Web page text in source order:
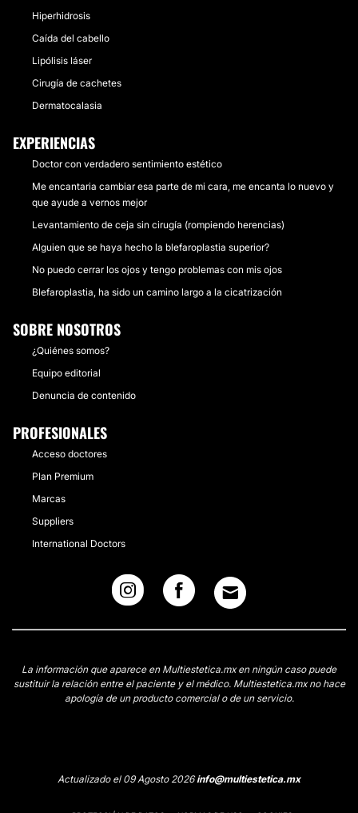
Hiperhidrosis
Caída del cabello
Lipólisis láser
Cirugía de cachetes
Dermatocalasia
EXPERIENCIAS
Doctor con verdadero sentimiento estético
Me encantaria cambiar esa parte de mi cara, me encanta lo nuevo y
que ayude a vernos mejor
Levantamiento de ceja sin cirugía (rompiendo herencias)
Alguien que se haya hecho la blefaroplastia superior?
No puedo cerrar los ojos y tengo problemas con mis ojos
Blefaroplastia, ha sido un camino largo a la cicatrización
SOBRE NOSOTROS
¿Quiénes somos?
Equipo editorial
Denuncia de contenido
PROFESIONALES
Acceso doctores
Plan Premium
Marcas
Suppliers
International Doctors
La información que aparece en Multiestetica.mx en ningún caso puede
sustituir la relación entre el paciente y el médico. Multiestetica.mx no hace
apología de un producto comercial o de un servicio.
Actualizado el 09 Agosto 2026info@multiestetica.mx